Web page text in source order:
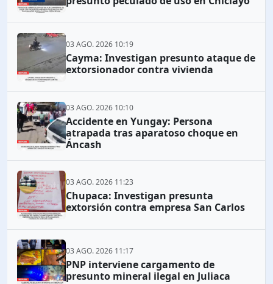
03 AGO. 2026 10:19
Cayma: Investigan presunto ataque de
extorsionador contra vivienda
03 AGO. 2026 10:10
Accidente en Yungay: Persona
atrapada tras aparatoso choque en
Áncash
03 AGO. 2026 11:23
Chupaca: Investigan presunta
extorsión contra empresa San Carlos
03 AGO. 2026 11:17
PNP interviene cargamento de
presunto mineral ilegal en Juliaca